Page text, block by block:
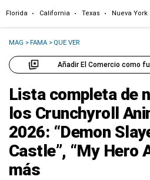
Florida California Texas Nueva York
MAG >FAMA > QUE VER
Añadir El Comercio como
Lista completa de
los Crunchyroll
2026: “Demon
Castle”, “My Hero
más